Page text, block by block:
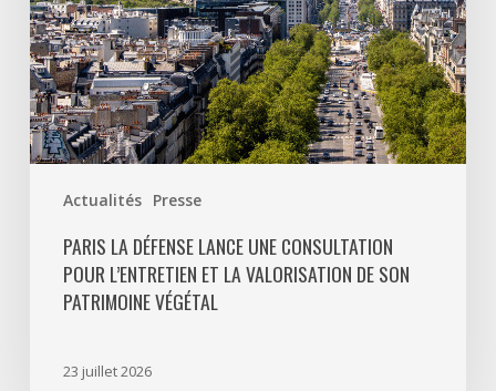
Actualités Presse
la
valorisation
de
son
patrimoine
végétal
PARIS LA DÉFENSE LANCE UNE CONSULTATION
POUR L’ENTRETIEN ET LA VALORISATION DE SON
PATRIMOINE VÉGÉTAL
23 juillet 2026